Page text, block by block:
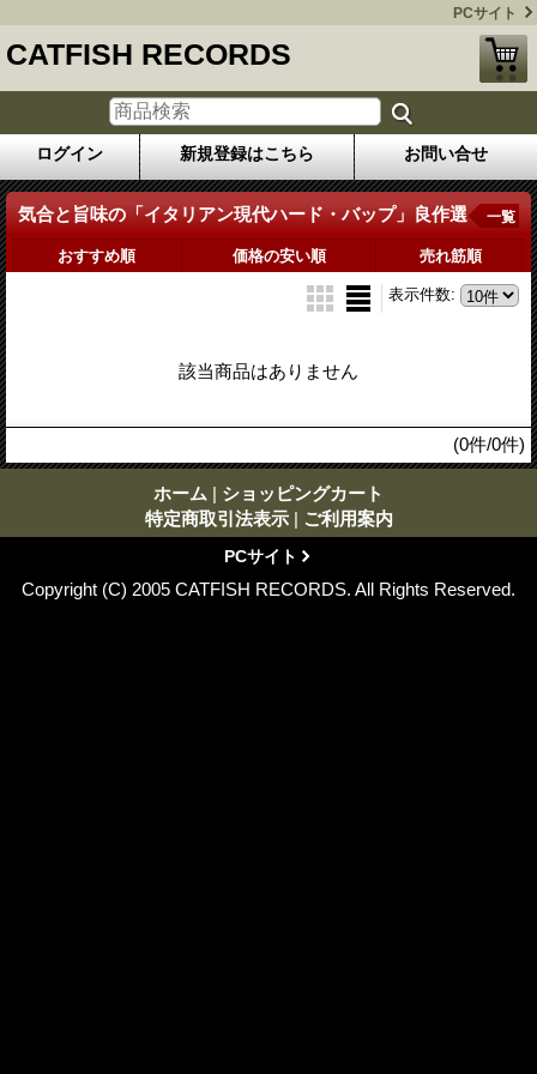
PCサイト
CATFISH RECORDS
ログイン 新規登録はこちら お問い合せ
気合と旨味の「イタリアン現代ハード・バップ」良作選 一覧
おすすめ順 価格の安い順 売れ筋順
表示件数:
該当商品はありません
(0件/0件)
ホーム | ショッピングカート
特定商取引法表示 | ご利用案内
PCサイト
Copyright (C) 2005 CATFISH RECORDS. All Rights Reserved.